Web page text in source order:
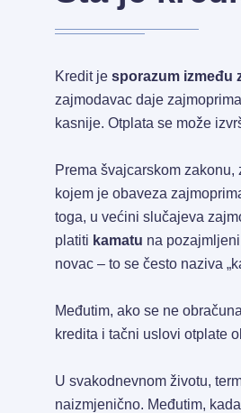
Kredit je sporazum između
zajmodavac daje
kasnije. Otplata se može
Prema švajcarskom zakonu,
kojem je obaveza
toga, u većini slučajeva
platiti kamatu na
novac – to se često naziva
Međutim, ako se ne
kredita i tačni uslovi otplate
U svakodnevnom životu,
naizmjenično. Međutim,